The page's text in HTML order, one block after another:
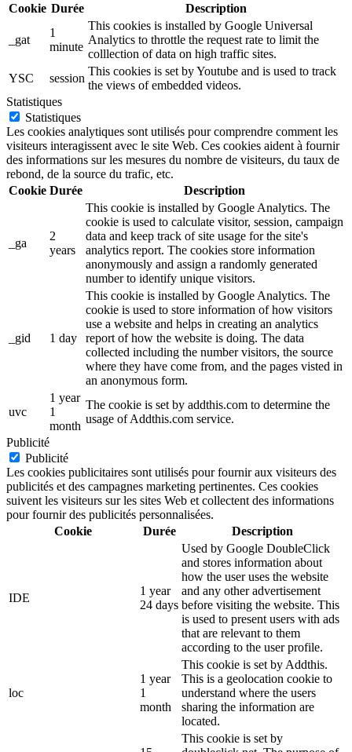
Cookie Durée Description
_gat
1
minute
This cookies is installed by Google Universal
Analytics to throttle the request rate to limit the
colllection of data on high traffic sites.
YSC
session
This cookies is set by Youtube and is used to track
the views of embedded videos.
Statistiques
Statistiques
Les cookies analytiques sont utilisés pour comprendre comment les
visiteurs interagissent avec le site Web. Ces cookies aident à fournir
des informations sur les mesures du nombre de visiteurs, du taux de
rebond, de la source du trafic, etc.
Cookie Durée Description
_ga
2
years
This cookie is installed by Google Analytics. The
cookie is used to calculate visitor, session, campaign
data and keep track of site usage for the site's
analytics report. The cookies store information
anonymously and assign a randomly generated
number to identify unique visitors.
_gid 1 day
This cookie is installed by Google Analytics. The
cookie is used to store information of how visitors
use a website and helps in creating an analytics
report of how the website is doing. The data
collected including the number visitors, the source
where they have come from, and the pages visted in
an anonymous form.
uvc
1 year
1
month
The cookie is set by addthis.com to determine the
usage of Addthis.com service.
Publicité
Publicité
Les cookies publicitaires sont utilisés pour fournir aux visiteurs des
publicités et des campagnes marketing pertinentes. Ces cookies
suivent les visiteurs sur les sites Web et collectent des informations
pour fournir des publicités personnalisées.
Cookie
Durée Description
IDE
1 year
24 days
Used by Google DoubleClick
and stores information about
how the user uses the website
and any other advertisement
before visiting the website. This
is used to present users with ads
that are relevant to them
according to the user profile.
loc
1 year
1
month
This cookie is set by Addthis.
This is a geolocation cookie to
understand where the users
sharing the information are
located.
This cookie is set by